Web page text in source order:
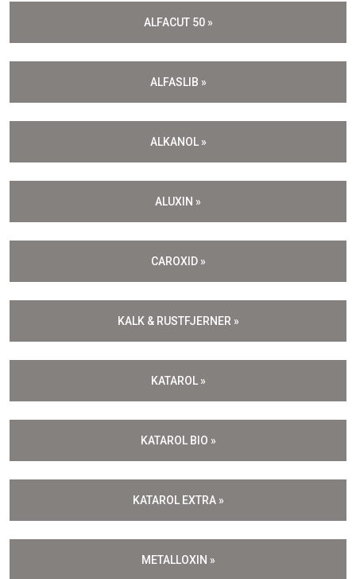
ALFACUT 50 »
ALFASLIB »
ALKANOL »
ALUXIN »
CAROXID »
KALK & RUSTFJERNER »
KATAROL »
KATAROL BIO »
KATAROL EXTRA »
METALLOXIN »